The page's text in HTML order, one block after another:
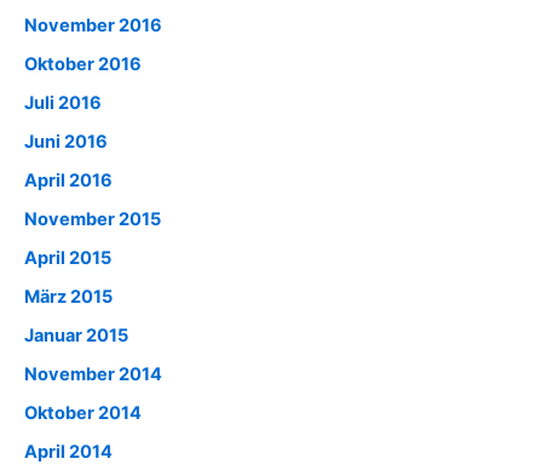
November 2016
Oktober 2016
Juli 2016
Juni 2016
April 2016
November 2015
April 2015
März 2015
Januar 2015
November 2014
Oktober 2014
April 2014